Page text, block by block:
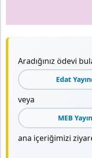
Aradığınız ödevi
Edat
veya
MEB
ana içeriğimizi